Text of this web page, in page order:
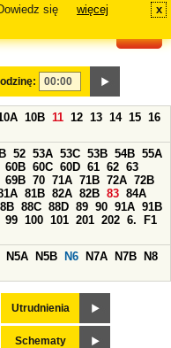
się
więcej x
10B 11 12 13 14 15 16
52 53A 53C 53B 54B 55A
60B 60C 60D 61 62 63
69B 70 71A 71B 72A 72B
81B 82A 82B 83 84A
88C 88D 89 90 91A 91B
99 100 101 201 202 6.
F1
N5A N5B N6 N7A N7B
N8
Utrudnienia
Schematy